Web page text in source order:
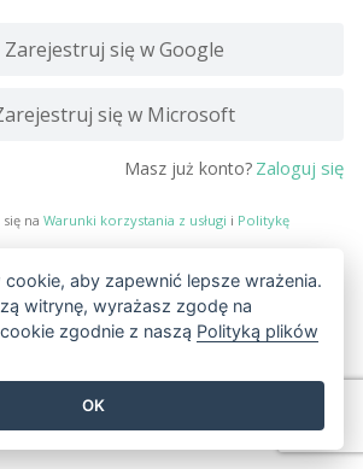
Zarejestruj się w Google
się w Microsoft
Masz już konto? Zaloguj się
na Warunki korzystania z usługi i Politykę
aby zapewnić lepsze wrażenia.
witrynę, wyrażasz zgodę na
zgodnie z naszą Polityką plików
OK